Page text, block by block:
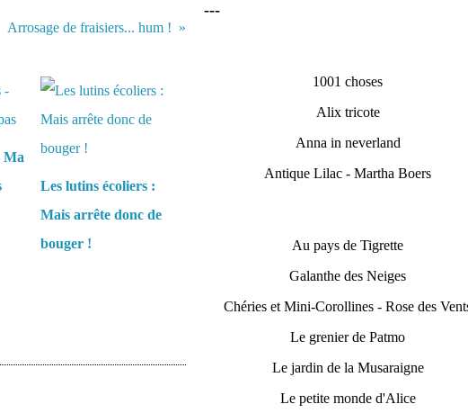
Arrosage de fraisiers... hum !
Ma
Les lutins écoliers :
Mais arrête donc de
bouger !
---
1001 choses
Alix tricote
Anna in neverland
Antique Lilac - Martha Boers
Au pays de Tigrette
Galanthe des Neiges
Chéries et Mini-Corollines - Rose des
Le grenier de Patmo
Le jardin de la Musaraigne
Le petite monde d'Alice